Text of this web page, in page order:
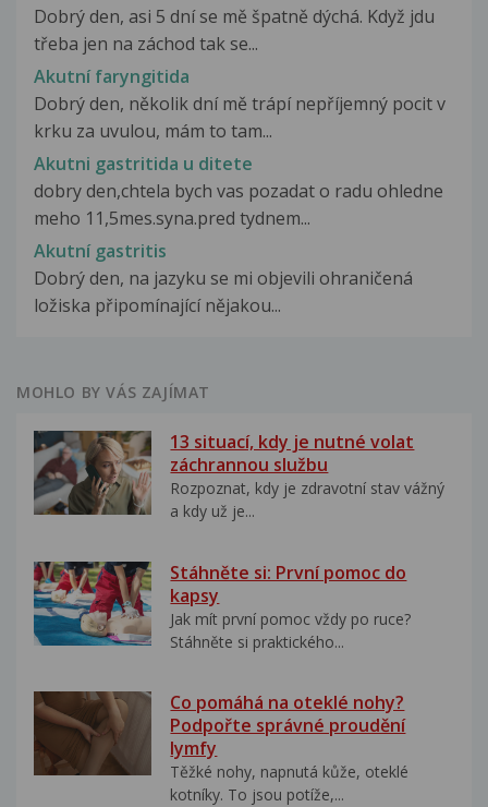
Dobrý den, asi 5 dní se mě špatně dýchá. Když jdu
třeba jen na záchod tak se...
Akutní faryngitida
Dobrý den, několik dní mě trápí nepříjemný pocit v
krku za uvulou, mám to tam...
Akutni gastritida u ditete
dobry den,chtela bych vas pozadat o radu ohledne
meho 11,5mes.syna.pred tydnem...
Akutní gastritis
Dobrý den, na jazyku se mi objevili ohraničená
ložiska připomínající nějakou...
MOHLO BY VÁS ZAJÍMAT
13 situací, kdy je nutné volat
záchrannou službu
Rozpoznat, kdy je zdravotní stav vážný
a kdy už je...
Stáhněte si: První pomoc do
kapsy
Jak mít první pomoc vždy po ruce?
Stáhněte si praktického...
Co pomáhá na oteklé nohy?
Podpořte správné proudění
lymfy
Těžké nohy, napnutá kůže, oteklé
kotníky. To jsou potíže,...